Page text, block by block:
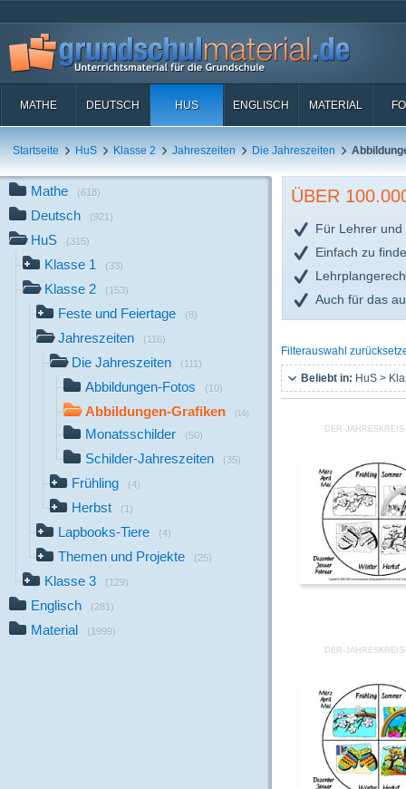
MATHE DEUTSCH HUS ENGLISCH MATERIAL
Startseite HuS Klasse 2 Jahreszeiten Die Jahreszeiten
Mathe (618)
Deutsch (921)
HuS (315)
Klasse 1 (33)
Klasse 2 (153)
Feste und Feiertage (8)
Jahreszeiten (116)
Die Jahreszeiten (111)
Abbildungen-Fotos (10)
Abbildungen-Grafiken (16)
Monatsschilder (50)
Schilder-Jahreszeiten (35)
Frühling (4)
Herbst (1)
Lapbooks-Tiere (4)
Themen und Projekte (25)
Klasse 3 (129)
Englisch (281)
Material (1999)
ÜBER
Für Lehrer und
Einfach zu
Auch für das
Filterauswahl
Beliebt in: HuS >
DER-
DER-